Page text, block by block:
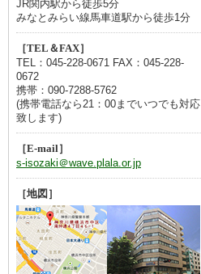
JR関内駅から徒歩5分
みなとみらい線馬車道駅から徒歩1分
［TEL＆FAX］
TEL：045-228-0671 FAX：045-228-
0672
携帯：090-7288-5762
(携帯電話なら21：00までいつでも対応
致します)
［E-mail］
s-isozaki＠wave.plala.or.jp
［地図］